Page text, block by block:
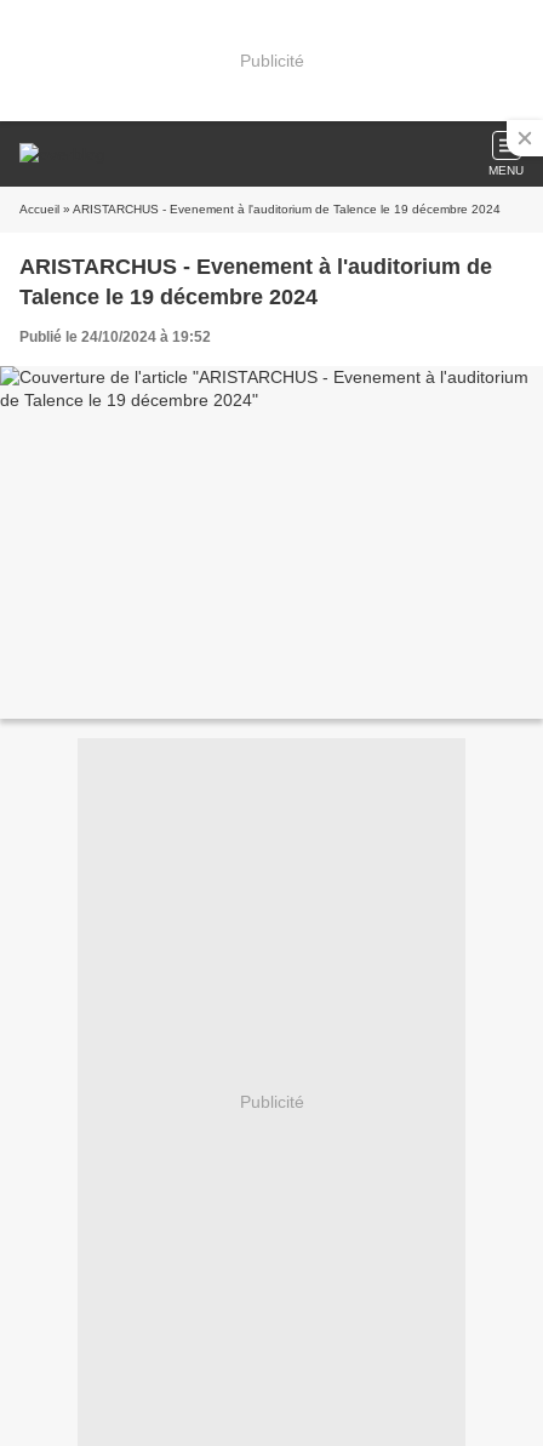
Publicité
MENU
Accueil » ARISTARCHUS - Evenement à l'auditorium de Talence le 19 décembre 2024
ARISTARCHUS - Evenement à l'auditorium de
Talence le 19 décembre 2024
Publié le 24/10/2024 à 19:52
Publicité